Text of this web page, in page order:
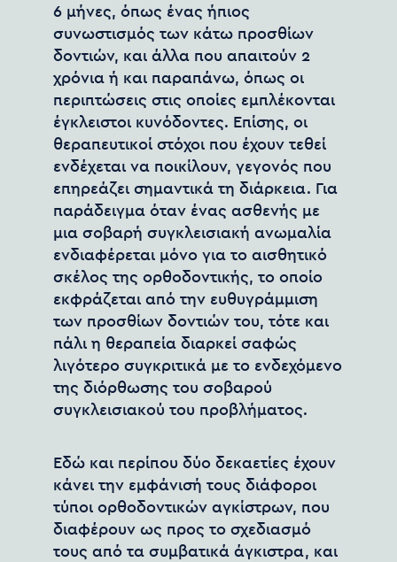
6 μήνες, όπως ένας ήπιος
συνωστισμός των κάτω προσθίων
δοντιών, και άλλα που απαιτούν 2
χρόνια ή και παραπάνω, όπως οι
περιπτώσεις στις οποίες εμπλέκονται
έγκλειστοι κυνόδοντες. Επίσης, οι
θεραπευτικοί στόχοι που έχουν τεθεί
ενδέχεται να ποικίλουν, γεγονός που
επηρεάζει σημαντικά τη διάρκεια. Για
παράδειγμα όταν ένας ασθενής με
μια σοβαρή συγκλεισιακή ανωμαλία
ενδιαφέρεται μόνο για το αισθητικό
σκέλος της ορθοδοντικής, το οποίο
εκφράζεται από την ευθυγράμμιση
των προσθίων δοντιών του, τότε και
πάλι η θεραπεία διαρκεί σαφώς
λιγότερο συγκριτικά με το ενδεχόμενο
της διόρθωσης του σοβαρού
συγκλεισιακού του προβλήματος.
Εδώ και περίπου δύο δεκαετίες έχουν
κάνει την εμφάνισή τους διάφοροι
τύποι ορθοδοντικών αγκίστρων, που
διαφέρουν ως προς το σχεδιασμό
τους από τα συμβατικά άγκιστρα, και